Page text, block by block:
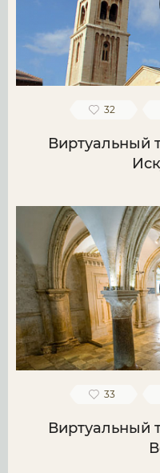
32
Виртуальный
33
Виртуальный